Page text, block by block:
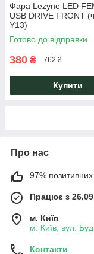
Фара Lezyne LED
USB DRIVE FRONT
Y13)
Готово до відправки
380 ₴ 762 ₴
Купити
Про нас
97% позитивних
Працює з
м. Київ
м. Київ, вул.
Контакти